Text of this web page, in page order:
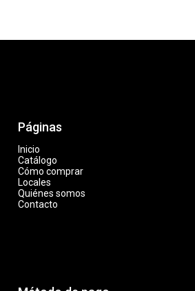
Páginas
Inicio
Catálogo
Cómo comprar
Locales
Quiénes somos
Contacto